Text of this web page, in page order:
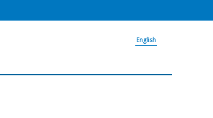
English